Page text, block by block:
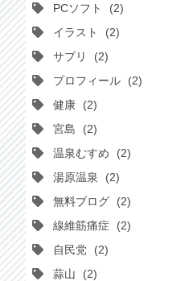
PCソフト
2
イラスト
2
サプリ
2
プロフィール
2
健康
2
宮島
2
温泉むすめ
2
湯原温泉
2
無料ブログ
2
線維筋痛症
2
自民党
2
蒜山
2